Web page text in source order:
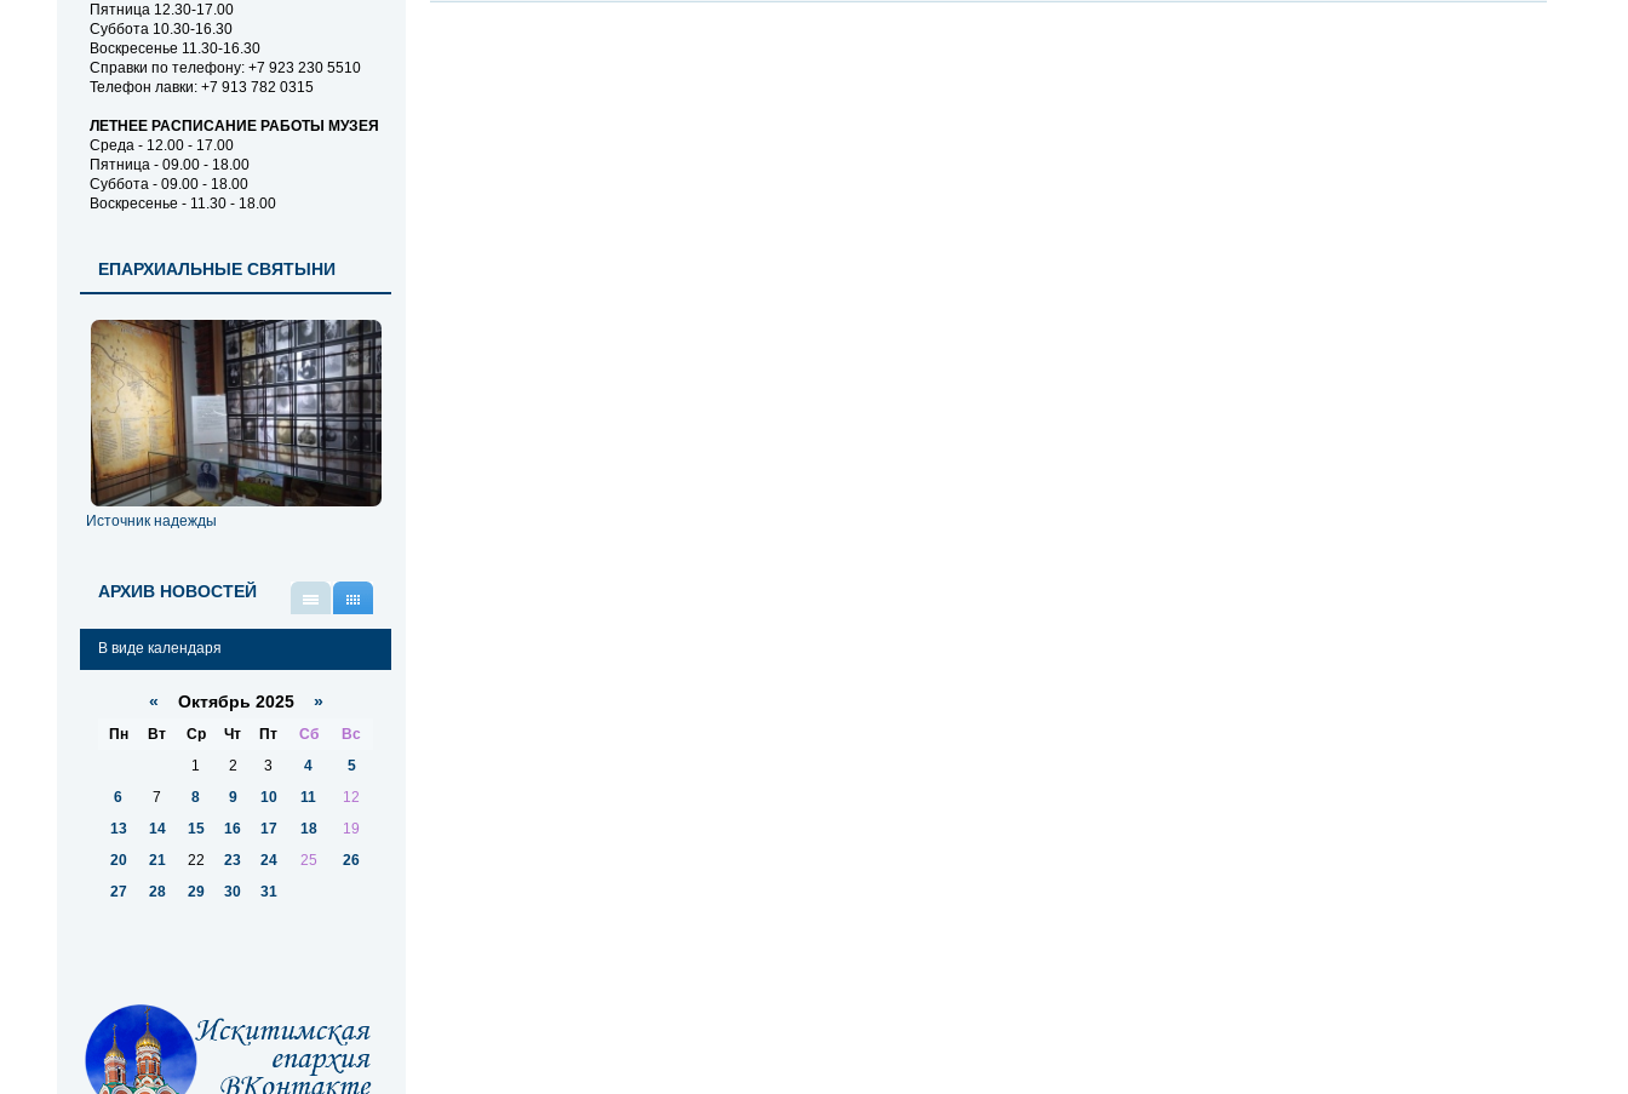
Пятница 12.30-17.00
Суббота 10.30-16.30
Воскресенье 11.30-16.30
Справки по телефону: +7 923 230 5510
Телефон лавки: +7 913 782 0315
ЛЕТНЕЕ РАСПИСАНИЕ РАБОТЫ МУЗЕЯ
Среда - 12.00 - 17.00
Пятница - 09.00 - 18.00
Суббота - 09.00 - 18.00
Воскресенье - 11.30 - 18.00
ЕПАРХИАЛЬНЫЕ СВЯТЫНИ
Источник надежды
АРХИВ НОВОСТЕЙ
В виде календаря
« Октябрь 2025 »
Пн Вт Ср Чт Пт Сб
Вс
1
2 3 4
5
6
7 8 9 10 11
12
13
14 15 16 17 18
19
20
21 22 23 24 25
26
27
28 29 30 31